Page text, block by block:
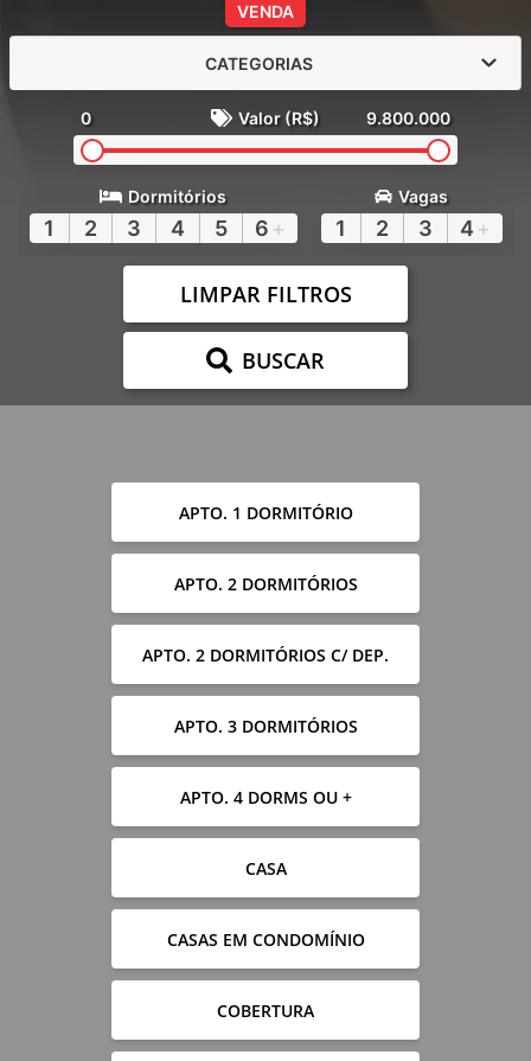
VENDA
CATEGORIAS
0 Valor (R$) 9.800.000
Dormitórios
1 2 3 4 5 6 +
Vagas
1 2 3 4 +
LIMPAR FILTROS
BUSCAR
APTO. 1 DORMITÓRIO
APTO. 2 DORMITÓRIOS
APTO. 2 DORMITÓRIOS C/ DEP.
APTO. 3 DORMITÓRIOS
APTO. 4 DORMS OU +
CASA
CASAS EM CONDOMÍNIO
COBERTURA